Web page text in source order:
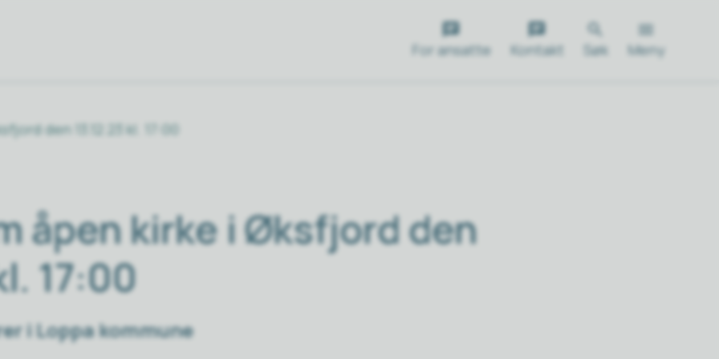
For ansatte Kontakt Søk Meny
den 13.12.23 kl. 17:00
åpen kirke i Øksfjord den
17:00
i Loppa kommune